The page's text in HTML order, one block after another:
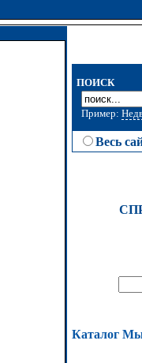
ПОИСК
Пример:
Весь
Каталог